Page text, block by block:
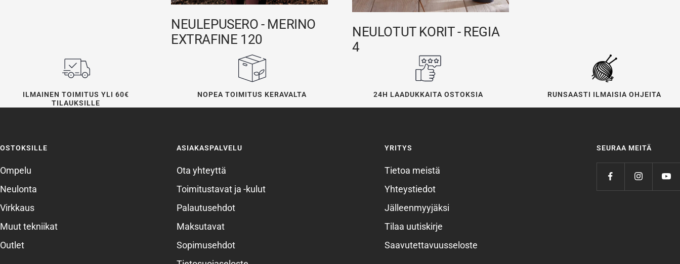
NEULEPUSERO - MERINO
EXTRAFINE 120
NEULOTUT KORIT - REGIA
4
ILMAINEN TOIMITUS YLI 60€
TILAUKSILLE
NOPEA TOIMITUS KERAVALTA 24H LAADUKKAITA OSTOKSIA RUNSAASTI ILMAISIA OHJEITA
OSTOKSILLE
Ompelu
Neulonta
Virkkaus
Muut tekniikat
Outlet
ASIAKASPALVELU
Ota yhteyttä
Toimitustavat ja -kulut
Palautusehdot
Maksutavat
Sopimusehdot
YRITYS
Tietoa meistä
Yhteystiedot
Jälleenmyyjäksi
Tilaa uutiskirje
Saavutettavuusseloste
SEURAA MEITÄ